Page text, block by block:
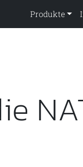
Produkte